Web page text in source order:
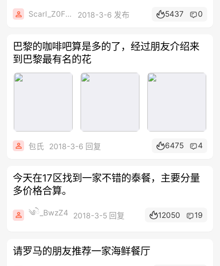
Scarl_Z0Ff7 2018-3-6 发布 5437 0
巴黎的咖啡吧算是多的了，经过朋友介绍来
到巴黎最有名的花
包氏 2018-3-6 回复 6475 4
今天在17区找到一家不错的泰餐，主要分量
多价格合算。
༄ེ_BwzZ4 2018-3-5 回复 12050 19
请罗马的朋友推荐一家海鲜餐厅